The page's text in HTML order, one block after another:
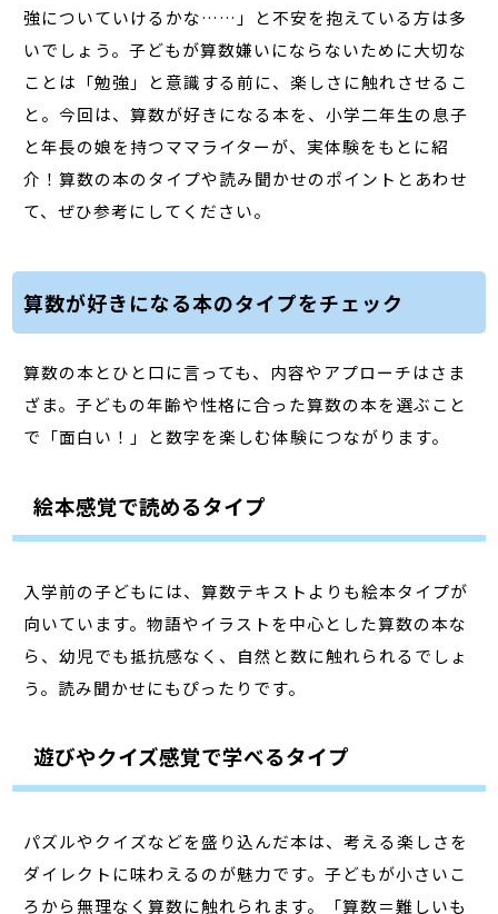
強についていけるかな……」と不安を抱えている方は多
いでしょう。子どもが算数嫌いにならないために大切な
ことは「勉強」と意識する前に、楽しさに触れさせるこ
と。今回は、算数が好きになる本を、小学二年生の息子
と年長の娘を持つママライターが、実体験をもとに紹
介！算数の本のタイプや読み聞かせのポイントとあわせ
て、ぜひ参考にしてください。
算数が好きになる本のタイプをチェック
算数の本とひと口に言っても、内容やアプローチはさま
ざま。子どもの年齢や性格に合った算数の本を選ぶこと
で「面白い！」と数字を楽しむ体験につながります。
絵本感覚で読めるタイプ
入学前の子どもには、算数テキストよりも絵本タイプが
向いています。物語やイラストを中心とした算数の本な
ら、幼児でも抵抗感なく、自然と数に触れられるでしょ
う。読み聞かせにもぴったりです。
遊びやクイズ感覚で学べるタイプ
パズルやクイズなどを盛り込んだ本は、考える楽しさを
ダイレクトに味わえるのが魅力です。子どもが小さいこ
ろから無理なく算数に触れられます。「算数＝難しいも